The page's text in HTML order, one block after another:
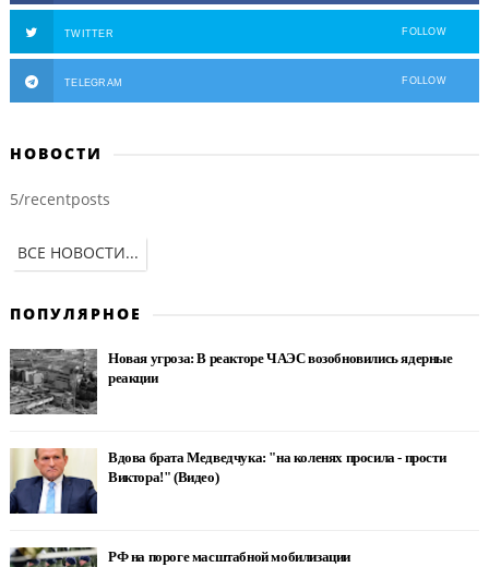
TWITTER FOLLOW
TELEGRAM FOLLOW
НОВОСТИ
5/recentposts
ВСЕ НОВОСТИ...
ПОПУЛЯРНОЕ
Новая угроза: В реакторе ЧАЭС возобновились ядерные
реакции
Вдова брата Медведчука: "на коленях просила - прости
Виктора!" (Видео)
РФ на пороге масштабной мобилизации